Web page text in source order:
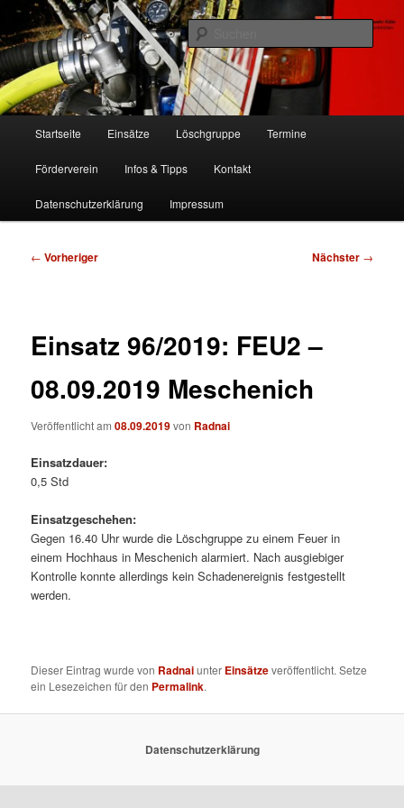
Zum
primären
Inhalt
springenFF Köln, LG RD
Freiwillige Feuerwehr Köln, Löschgruppe Rodenkirchen
Startseite Einsätze Löschgruppe Termine
Förderverein Infos & Tipps Kontakt
Datenschutzerklärung Impressum
Beitragsnavigation
← Vorheriger Nächster →
Einsatz 96/2019: FEU2 –
08.09.2019 Meschenich
Veröffentlicht am08.09.2019von Radnai
Einsatzdauer:
0,5 Std
Einsatzgeschehen:
Gegen 16.40 Uhr wurde die Löschgruppe zu einem Feuer in
einem Hochhaus in Meschenich alarmiert. Nach ausgiebiger
Kontrolle konnte allerdings kein Schadenereignis festgestellt
werden.
Dieser Eintrag wurde von Radnaiunter Einsätzeveröffentlicht. Setze
ein Lesezeichen für den Permalink.
Datenschutzerklärung